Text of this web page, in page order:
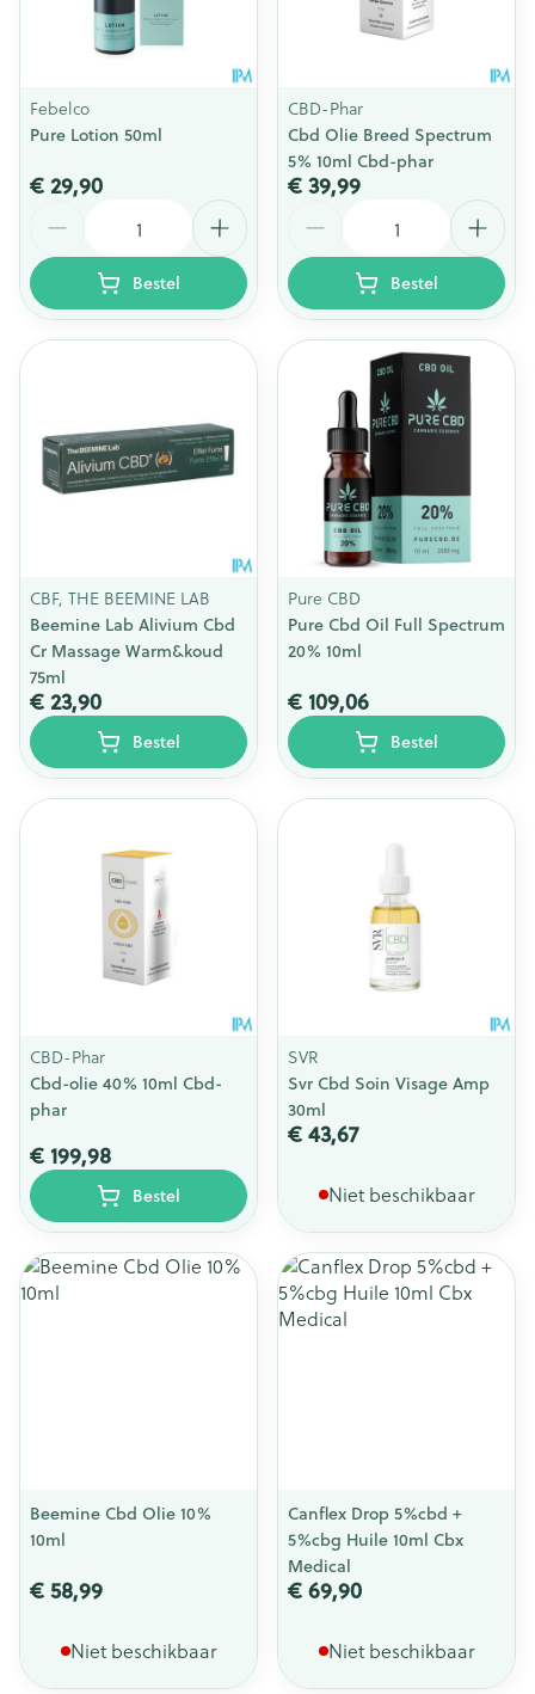
Febelco
Pure Lotion 50ml
€ 29,90
Bestel
CBD-Phar
Cbd Olie Breed Spectrum
5% 10ml Cbd-phar
€ 39,99
Bestel
CBF, THE BEEMINE LAB
Beemine Lab Alivium Cbd
Cr Massage Warm&koud
75ml
€ 23,90
Bestel
Pure CBD
Pure Cbd Oil Full Spectrum
20% 10ml
€ 109,06
Bestel
CBD-Phar
Cbd-olie 40% 10ml Cbd-
phar
€ 199,98
Bestel
SVR
Svr Cbd Soin Visage Amp
30ml
€ 43,67
Niet beschikbaar
Beemine Cbd Olie 10%
10ml
€ 58,99
Niet beschikbaar
Canflex Drop 5%cbd +
5%cbg Huile 10ml Cbx
Medical
€ 69,90
Niet beschikbaar